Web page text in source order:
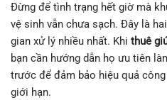
Đừng để tình trạng hết giờ mà
vệ sinh vẫn chưa sạch. Đây là
gian xử lý nhiều nhất. Khi thuê
bạn cần hướng dẫn họ ưu tiên
trước để đảm bảo hiệu quả
giới hạn.